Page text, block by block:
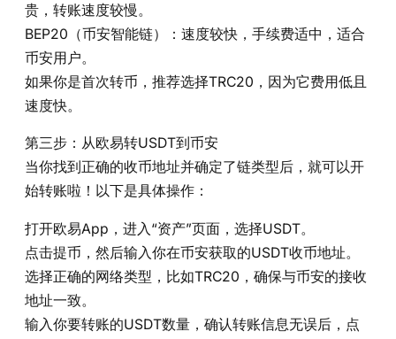
贵，转账速度较慢。
BEP20（币安智能链）：速度较快，手续费适中，适合
币安用户。
如果你是首次转币，推荐选择TRC20，因为它费用低且
速度快。
第三步：从欧易转USDT到币安
当你找到正确的收币地址并确定了链类型后，就可以开
始转账啦！以下是具体操作：
打开欧易App，进入“资产”页面，选择USDT。
点击提币，然后输入你在币安获取的USDT收币地址。
选择正确的网络类型，比如TRC20，确保与币安的接收
地址一致。
输入你要转账的USDT数量，确认转账信息无误后，点